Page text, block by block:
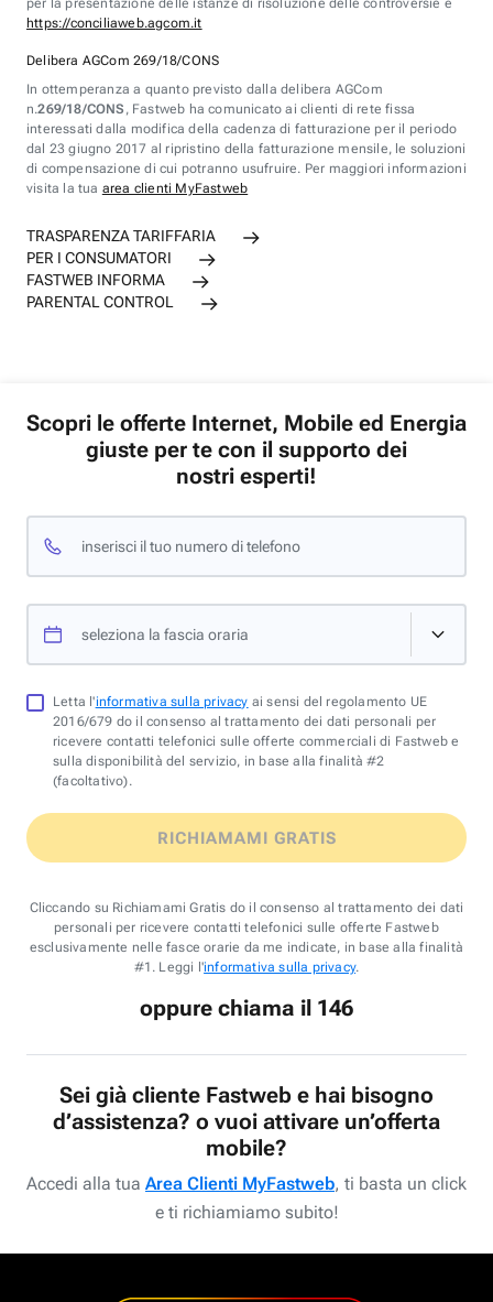
per la presentazione delle istanze di risoluzione delle controversie è
https://conciliaweb.agcom.it
Delibera AGCom 269/18/CONS
In ottemperanza a quanto previsto dalla delibera AGCom
n.269/18/CONS , Fastweb ha comunicato ai clienti di rete fissa
interessati dalla modifica della cadenza di fatturazione per il periodo
dal 23 giugno 2017 al ripristino della fatturazione mensile, le soluzioni
di compensazione di cui potranno usufruire. Per maggiori informazioni
visita la tua area clienti MyFastweb
TRASPARENZA TARIFFARIA
PER I CONSUMATORI
FASTWEB INFORMA
PARENTAL CONTROL
Scopri le offerte Internet, Mobile ed Energia
giuste per te con il supporto dei
nostri esperti!
inserisci il tuo numero di telefono
seleziona la fascia oraria
Letta l'informativa sulla privacy ai sensi del regolamento UE
2016/679 do il consenso al trattamento dei dati personali per
ricevere contatti telefonici sulle offerte commerciali di Fastweb e
sulla disponibilità del servizio, in base alla finalità #2
(facoltativo).
RICHIAMAMI GRATIS
Cliccando su Richiamami Gratis do il consenso al trattamento dei dati
personali per ricevere contatti telefonici sulle offerte Fastweb
esclusivamente nelle fasce orarie da me indicate, in base alla finalità
#1. Leggi l'informativa sulla privacy.
oppure chiama il 146
Sei già cliente Fastweb e hai bisogno
d’assistenza? o vuoi attivare un’offerta
mobile?
Accedi alla tua Area Clienti MyFastweb, ti basta un click
e ti richiamiamo subito!